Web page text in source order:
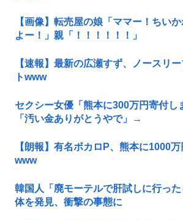
【画像】転売屋の娘「ママー！ちい
よー！」親「！！！！！！」
【速報】最新の広瀬すず、ノースリ
トwww
セクシー女優「熊本に300万円寄付し
「汚い金ありがとうやで」→
【朗報】有名ボカロP、熊本に1000
www
韓国人「廃モーテルで肝試しに行っ
体を発見、衝撃の事態に